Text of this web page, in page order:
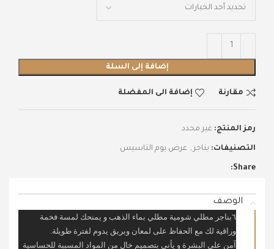
إضافة إلى السلة
مقارنة إضافة الى المفضلة
رمز المنتج: غير محدد
التصنيفات: بناجر , عرض يوم التاسيس
Share:
الوصف
٦بناجر مطلي شومية مطلي بماء الذهب و يمنحك لمسة فخمة
وراقية لك مع الحفاظ على لمعان وبريق يدوم لفترة طويلة.
آمن على البشرة و يأني بتصميم خالٍ من المواد المسببة للحساسية